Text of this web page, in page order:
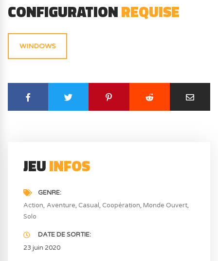
CONFIGURATIONREQUISE
WINDOWS
JEUINFOS
GENRE
Action Aventure Casual Coopération Monde Ouvert
Solo
DATE DE SORTIE
23 juin 2020